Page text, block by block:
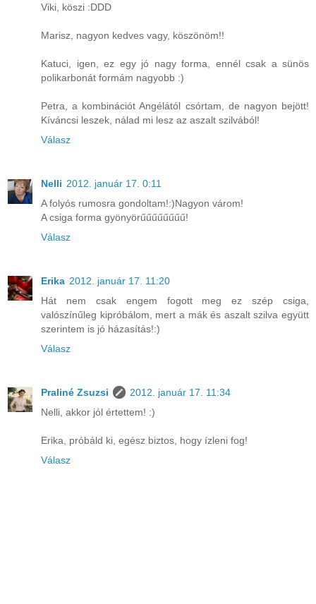
Viki, köszi :DDD
Marisz, nagyon kedves vagy, köszönöm!!
Katuci, igen, ez egy jó nagy forma, ennél csak a sünös
polikarbonát formám nagyobb :)
Petra, a kombinációt Angélától csórtam, de nagyon bejött!
Kíváncsi leszek, nálad mi lesz az aszalt szilvából!
Válasz
Nelli 2012. január 17. 0:11
A folyós rumosra gondoltam!:)Nagyon várom!
A csiga forma gyönyörűűűűűűűű!
Válasz
Erika 2012. január 17. 11:20
Hát nem csak engem fogott meg ez szép csiga,
valószínűleg kipróbálom, mert a mák és aszalt szilva együtt
szerintem is jó házasítás!:)
Válasz
Praliné Zsuzsi
2012. január 17. 11:34
Nelli, akkor jól értettem! :)
Erika, próbáld ki, egész biztos, hogy ízleni fog!
Válasz